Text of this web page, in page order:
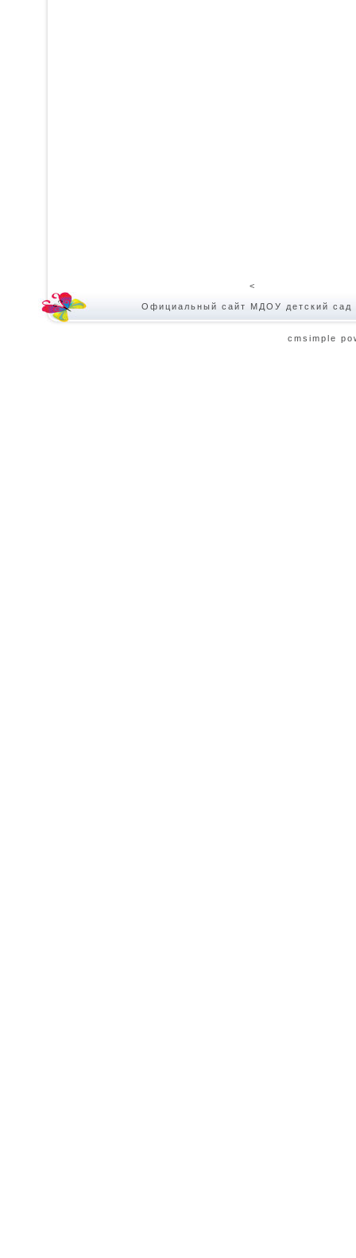
<
Официальный сайт МДОУ детский сад
cmsimple